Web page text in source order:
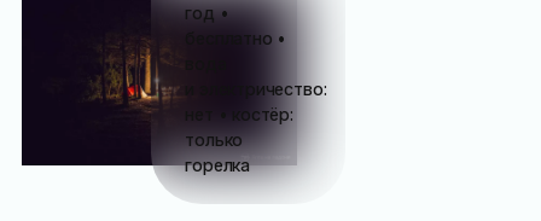
год •
бесплатно •
и электричество:
нет • костёр:
только
горелка